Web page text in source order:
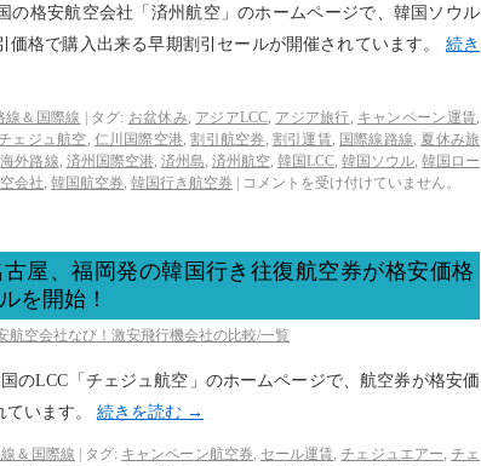
の格安航空会社「済州航空」のホームページで、韓国ソウル
価格で購入出来る早期割引セールが開催されています。 続き
線＆国際線 タグ: お盆休み, アジアLCC, アジア旅行, キャンペーン運賃,
ェジュ航空, 仁川国際空港,割引航空券 , 割引運賃, 国際線路線, 夏休み旅
海外路線, 済州国際空港, 済州島, 済州航空, 韓国LCC, 韓国ソウル,韓国ロー
会社, 韓国航空券, 韓国行き航空券 コメントを受け付けていません。
屋、福岡発の韓国行き往復航空券が格安価格
を開始！
航空会社なび！激安飛行機会社の比較/一覧
のLCC「チェジュ航空」のホームページで、航空券が格安価
います。 続きを読む →
＆国際線 タグ: キャンペーン航空券, セール運賃,チェジュエアー, チェ